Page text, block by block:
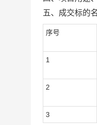
五、成交标的
序号
1
2
3